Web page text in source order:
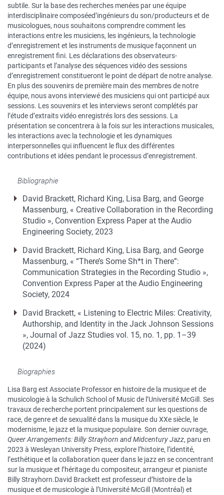
subtile. Sur la base des recherches menées par une équipe
interdisciplinaire composéed’ingénieurs du son/producteurs et de
musicologues, nous souhaitons comprendre comment les
interactions entre les musiciens, les ingénieurs, la technologie
d’enregistrement et les instruments de musique façonnent un
enregistrement fini. Les déclarations des observateurs-
participants et l’analyse des séquences vidéo des sessions
d’enregistrement constitueront le point de départ de notre analyse.
En plus des souvenirs de première main des membres de notre
équipe, nous avons interviewé des musiciens qui ont participé aux
sessions. Les souvenirs et les interviews seront complétés par
l’étude d’extraits vidéo enregistrés lors des sessions. La
présentation se concentrera à la fois sur les interactions musicales,
les interactions avec la technologie et les dynamiques
interpersonnelles qui influencent le flux des différentes
contributions et idées pendant le processus d’enregistrement.
Bibliographie
David Brackett, Richard King, Lisa Barg, and George
Massenburg, « Creative Collaboration in the Recording
Studio », Convention Express Paper at the Audio
Engineering Society, 2023
David Brackett, Richard King, Lisa Barg, and George
Massenburg, « “There’s Some Sh*t in There”:
Communication Strategies in the Recording Studio »,
Convention Express Paper at the Audio Engineering
Society, 2024
David Brackett, « Listening to Electric Miles: Creativity,
Authorship, and Identity in the Jack Johnson Sessions
», Journal of Jazz Studies vol. 15, no. 1, pp. 1–39
(2024)
Biographies
Lisa Barg est Associate Professor en histoire de la musique et de
musicologie à la Schulich School of Music de l’Université McGill. Ses
travaux de recherche portent principalement sur les questions de
race, de genre et de sexualité dans la musique du XXe siècle, le
modernisme, le jazz et la musique populaire. Son dernier ouvrage,
Queer Arrangements: Billy Strayhorn and Midcentury Jazz, paru en
2023 à Wesleyan University Press, explore l’histoire, l’identité,
l’esthétique et la collaboration queer dans le jazz en se concentrant
sur la musique et l’héritage du compositeur, arrangeur et pianiste
Billy Strayhorn.David Brackett est professeur d’histoire de la
musique et de musicologie à l’Université McGill (Montréal) et